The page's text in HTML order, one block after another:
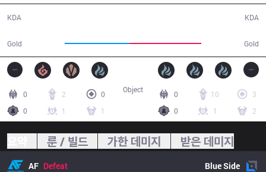
KDA
Gold Gold
KDA
0 2
0
0
1 1
0 10
3
0
1 2
Object
룬 / 빌드 가한 데미지 받은 데미지
AF Defeat BlueSide